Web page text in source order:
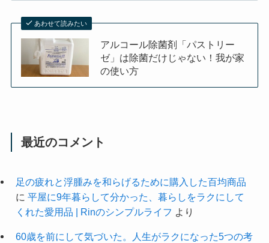
あわせて読みたい
アルコール除菌剤「パストリー
ゼ」は除菌だけじゃない！我が家
の使い方
最近のコメント
足の疲れと浮腫みを和らげるために購入した百均商品
に 平屋に9年暮らして分かった、暮らしをラクにして
くれた愛用品 | Rinのシンプルライフ より
60歳を前にして気づいた。人生がラクになった5つの考